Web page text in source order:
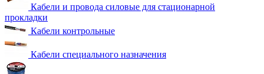
Кабели и провода силовые для стационарной
прокладки
Кабели контрольные
Кабели специального назначения